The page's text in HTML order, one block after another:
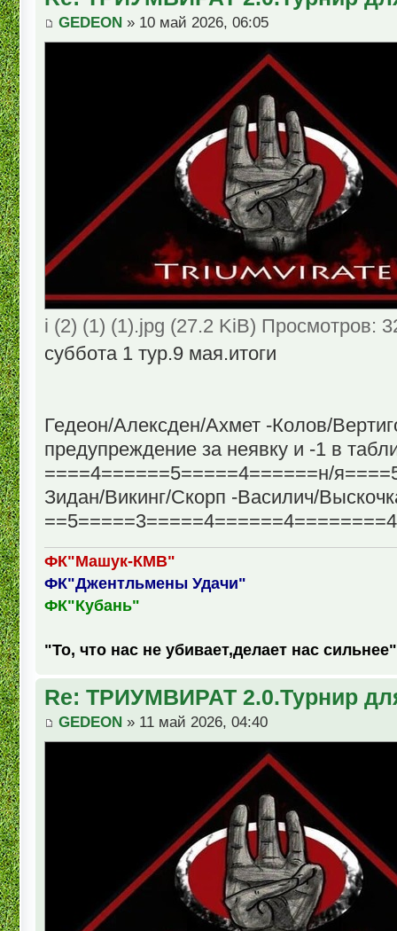
GEDEON » 10 май 2026, 06:05
i (2) (1) (1).jpg (27.2 KiB) Просмотров:
суббота 1 тур.9 мая.итоги
Гедеон/Алексден/Ахмет -Колов/
предупреждение за неявку и -1 в
====4======5=====4======н/
Зидан/Викинг/Скорп -Василич/
ФК"Машук-КМВ"
ФК"Джентльмены Удачи"
ФК"Кубань"
"То, что нас не убивает,делает нас сильнее"
Re: ТРИУМВИРАТ 2.0.Турнир
GEDEON » 11 май 2026, 04:40